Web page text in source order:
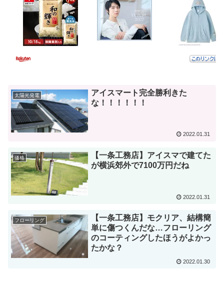
太陽光発電
アイスマート完全勝利きた
な！！！！！！
2022.01.31
価格
【一条工務店】アイスマで建てた
が横浜郊外で7100万円だね
2022.01.31
フローリング
【一条工務店】モクリア、結構簡
単に傷つくんだな…フローリング
のコーティングしたほうがよかっ
たかな？
2022.01.30